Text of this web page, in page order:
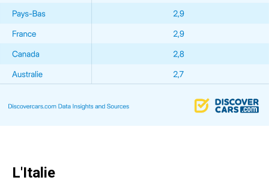
L'Italie